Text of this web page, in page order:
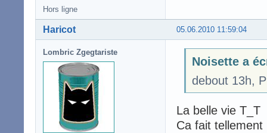
Hors ligne
05.06.2010 11:59:04
Haricot
Lombric Zgegtariste
Noisette a
debout 13h,
La belle vie T_T
Ca fait